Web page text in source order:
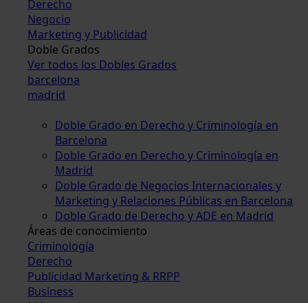
Derecho
Negocio
Marketing y Publicidad
Doble Grados
Ver todos los Dobles Grados
barcelona
madrid
Doble Grado en Derecho y Criminología en
Barcelona
Doble Grado en Derecho y Criminología en
Madrid
Doble Grado de Negocios Internacionales y
Marketing y Relaciones Públicas en Barcelona
Doble Grado de Derecho y ADE en Madrid
Áreas de conocimiento
Criminología
Derecho
Publicidad Marketing & RRPP
Business